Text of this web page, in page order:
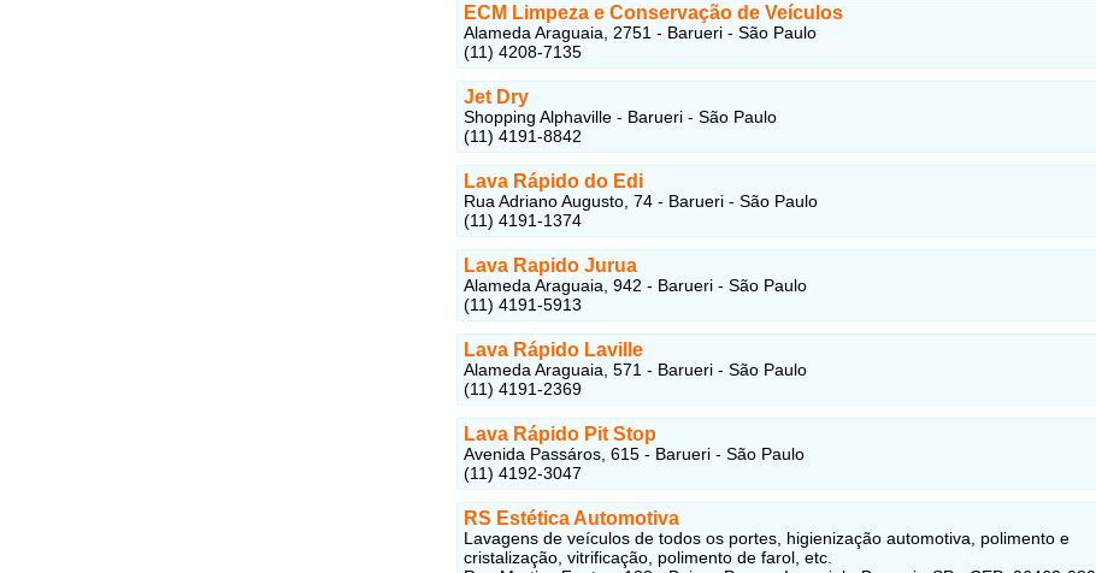
ECM Limpeza e Conservação de Veículos
Alameda Araguaia, 2751 - Barueri - São Paulo
(11) 4208-7135
Jet Dry
Shopping Alphaville - Barueri - São Paulo
(11) 4191-8842
Lava Rápido do Edi
Rua Adriano Augusto, 74 - Barueri - São Paulo
(11) 4191-1374
Lava Rapido Jurua
Alameda Araguaia, 942 - Barueri - São Paulo
(11) 4191-5913
Lava Rápido Laville
Alameda Araguaia, 571 - Barueri - São Paulo
(11) 4191-2369
Lava Rápido Pit Stop
Avenida Passáros, 615 - Barueri - São Paulo
(11) 4192-3047
RS Estética Automotiva
Lavagens de veículos de todos os portes, higienização automotiva, polimento e
cristalização, vitrificação, polimento de farol, etc.